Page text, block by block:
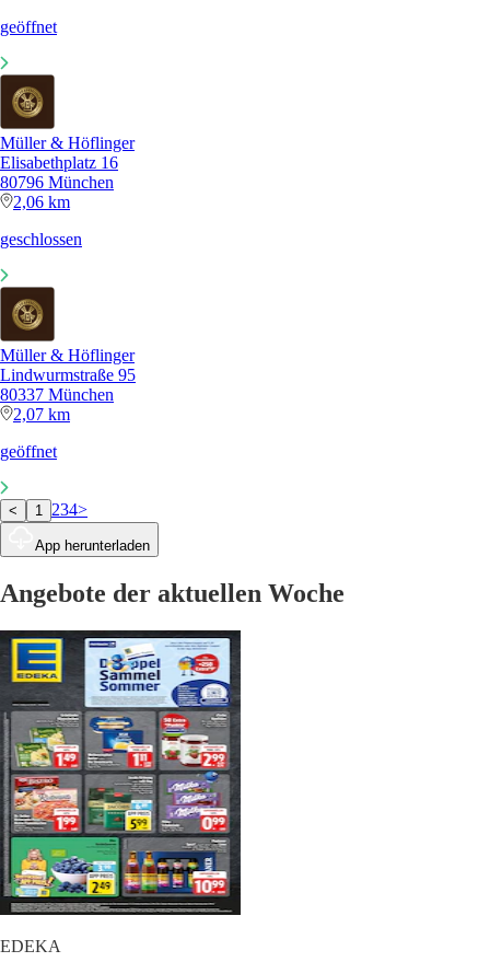
geöffnet
Müller & Höflinger
Elisabethplatz 16
80796 München
2,06 km
geschlossen
Müller & Höflinger
Lindwurmstraße 95
80337 München
2,07 km
geöffnet
< 1 234>
App herunterladen
Angebote der aktuellen Woche
EDEKA